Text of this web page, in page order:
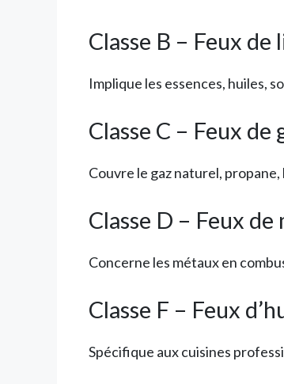
Classe B – Feux
Implique les essences, huiles,
Classe C – Feux de
Couvre le gaz naturel,
Classe D – Feux de
Concerne les métaux en
Classe F – Feux
Spécifique aux cuisines